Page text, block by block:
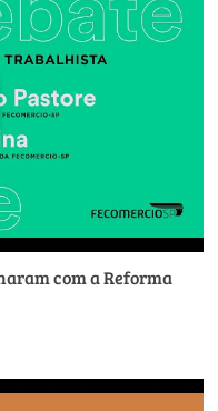
com a Reforma